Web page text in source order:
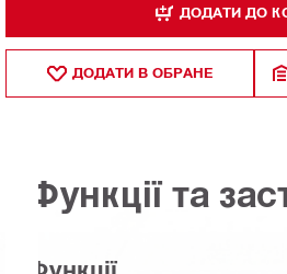
ДОДАТИ ДО
ДОДАТИ В ОБРАНЕ
Функції та